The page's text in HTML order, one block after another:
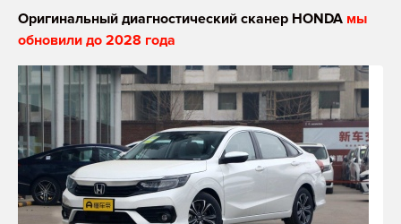
Оригинальный диагностический сканер HONDA мы
обновили до 2028 года